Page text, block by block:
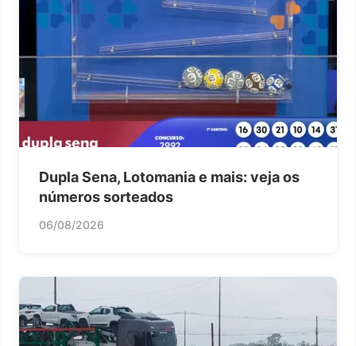
Dupla Sena, Lotomania e mais: veja os
números sorteados
06/08/2026